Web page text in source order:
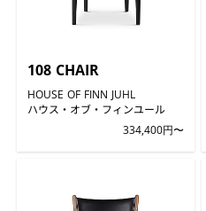
108 CHAIR
HOUSE OF FINN JUHL
ハウス・オブ・フィンユール
334,400円〜